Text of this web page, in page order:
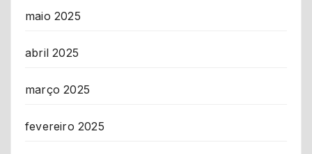
maio 2025
abril 2025
março 2025
fevereiro 2025